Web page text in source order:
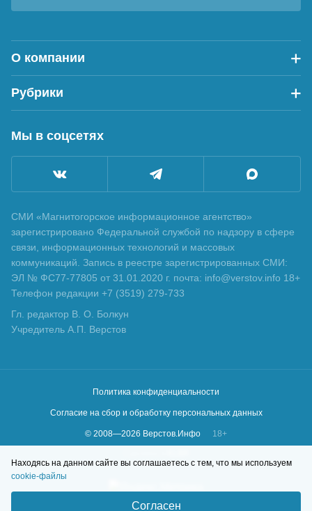
О компании
Рубрики
Мы в соцсетях
СМИ «Магнитогорское информационное агентство»
зарегистрировано Федеральной службой по надзору в сфере
связи, информационных технологий и массовых
коммуникаций. Запись в реестре зарегистрированных СМИ:
ЭЛ № ФС77-77805 от 31.01.2020 г. почта: info@verstov.info 18+
Телефон редакции +7 (3519) 279-733
Гл. редактор В. О. Болкун
Учредитель А.П. Верстов
Политика конфиденциальности
Согласие на сбор и обработку персональных данных
© 2008—2026 Верстов.Инфо
18+
Находясь на данном сайте вы соглашаетесь с тем, что мы используем
cookie-файлы
Согласен